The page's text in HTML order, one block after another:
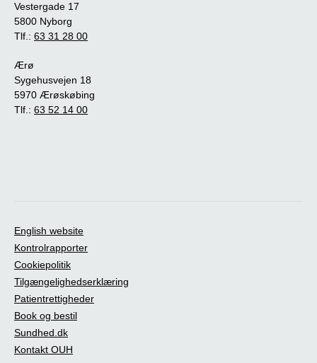
Vestergade 17
5800 Nyborg
Tlf.: 63 31 28 00
Ærø
Sygehusvejen 18
5970 Ærøskøbing
Tlf.: 63 52 14 00
English website
Kontrolrapporter
Cookiepolitik
Tilgængelighedserklæring
Patientrettigheder
Book og bestil
Sundhed.dk
Kontakt OUH